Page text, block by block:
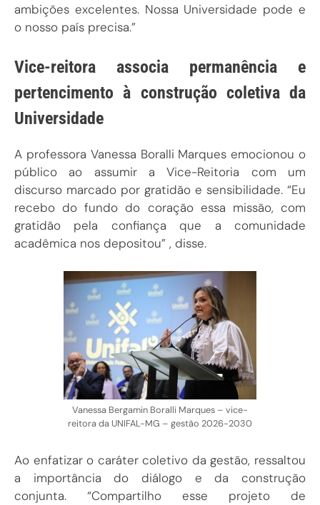
ambições excelentes. Nossa Universidade pode e
o nosso país precisa.”
Vice-reitora associa permanência e
pertencimento à construção coletiva da
Universidade
A professora Vanessa Boralli Marques emocionou o
público ao assumir a Vice-Reitoria com um
discurso marcado por gratidão e sensibilidade. “Eu
recebo do fundo do coração essa missão, com
gratidão pela confiança que a comunidade
acadêmica nos depositou” , disse.
Vanessa Bergamin Boralli Marques – vice-
reitora da UNIFAL-MG – gestão 2026-2030
Ao enfatizar o caráter coletivo da gestão, ressaltou
a importância do diálogo e da construção
conjunta. “Compartilho esse projeto de